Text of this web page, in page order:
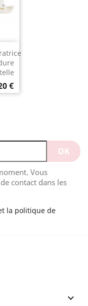
€
Vous
contact dans les
la politique de
